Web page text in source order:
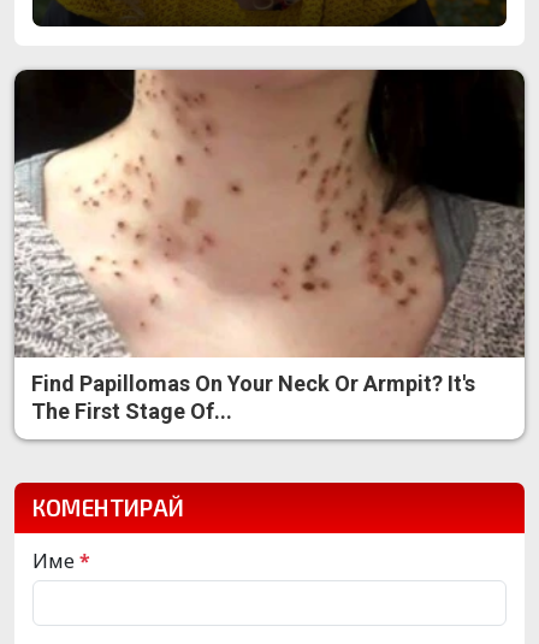
Find Papillomas On Your Neck Or Armpit? It's
The First Stage Of...
КОМЕНТИРАЙ
Име*